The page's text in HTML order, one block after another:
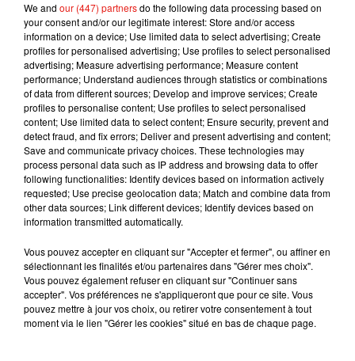
5 août 2026
4 août 2026
Tiny Desk invite Charlie Puth pour une
live session solaire
4 août 2026
Ariana Grande prendra une pause après
sa tournée mondiale
31 juillet 2026
Grand Corps Malade emmène Styleto
en road-trip dans son nouveau clip
We and our (447) partnersdo the following data processing based on
your consent and/or our legitimate interest: Store and/or access
information on a device; Use limited data to select advertising; Create
profiles for personalised advertising; Use profiles to select personalised
advertising; Measure advertising performance; Measure content
performance; Understand audiences through statistics or combinations
of data from different sources; Develop and improve services; Create
profiles to personalise content; Use profiles to select personalised
content; Use limited data to select content; Ensure security, prevent and
detect fraud, and fix errors; Deliver and present advertising and content;
Save and communicate privacy choices. These technologies may
process personal data such as IP address and browsing data to offer
following functionalities: Identify devices based on information actively
requested; Use precise geolocation data; Match and combine data from
other data sources; Link different devices; Identify devices based on
information transmitted automatically.
Vous pouvez accepter en cliquant sur "Accepter et fermer", ou affiner en
sélectionnant les finalités et/ou partenaires dans "Gérer mes choix".
Vous pouvez également refuser en cliquant sur "Continuer sans
accepter". Vos préférences ne s'appliqueront que pour ce site. Vous
pouvez mettre à jour vos choix, ou retirer votre consentement à tout
moment via le lien "Gérer les cookies" situé en bas de chaque page.